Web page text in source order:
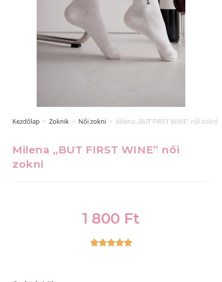
Kezdőlap > Zoknik > Női zokni > Milena „BUT FIRST WINE” női zokni
Milena „BUT FIRST WINE” női
zokni
1 800 Ft
